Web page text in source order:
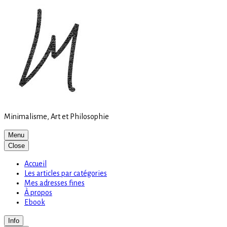
Minimalisme, Art et Philosophie
Menu
Close
Accueil
Les articles par catégories
Mes adresses fines
À propos
Ebook
Info